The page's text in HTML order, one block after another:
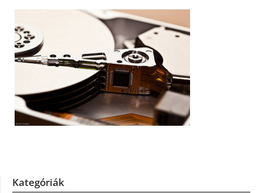
Kategóriák